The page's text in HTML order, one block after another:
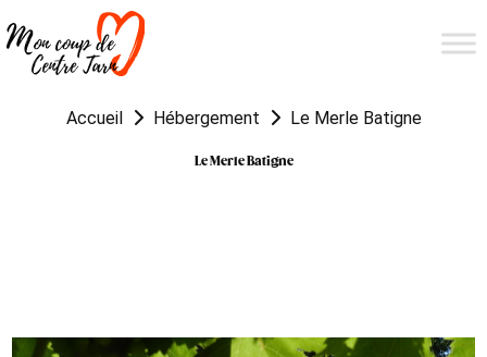
Accueil Hébergement Le Merle Batigne
Le Merle Batigne